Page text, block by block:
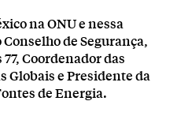
na ONU e nessa
de Segurança,
Coordenador das
Globais e Presidente da
de Energia.